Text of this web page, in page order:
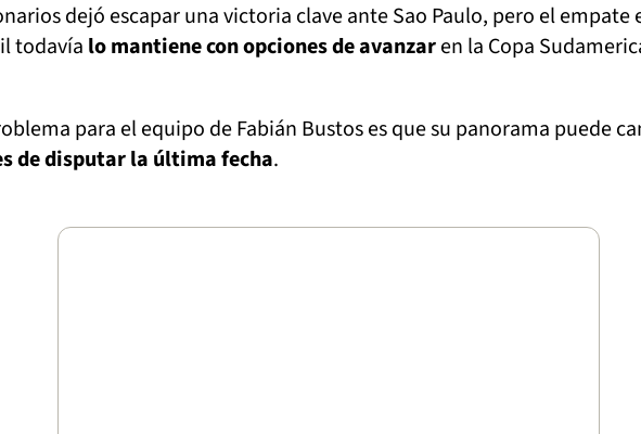
dejó escapar una victoria clave ante Sao Paulo, pero el empate
todavía lo mantiene con opciones de avanzaren la Copa
para el equipo de Fabián Bustos es que su panorama puede
de disputar la última fecha.